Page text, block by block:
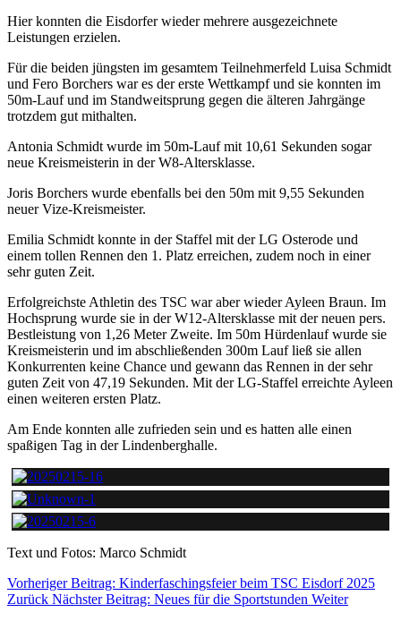
Hier konnten die Eisdorfer wieder mehrere ausgezeichnete
Leistungen erzielen.
Für die beiden jüngsten im gesamtem Teilnehmerfeld Luisa Schmidt
und Fero Borchers war es der erste Wettkampf und sie konnten im
50m-Lauf und im Standweitsprung gegen die älteren Jahrgänge
trotzdem gut mithalten.
Antonia Schmidt wurde im 50m-Lauf mit 10,61 Sekunden sogar
neue Kreismeisterin in der W8-Altersklasse.
Joris Borchers wurde ebenfalls bei den 50m mit 9,55 Sekunden
neuer Vize-Kreismeister.
Emilia Schmidt konnte in der Staffel mit der LG Osterode und
einem tollen Rennen den 1. Platz erreichen, zudem noch in einer
sehr guten Zeit.
Erfolgreichste Athletin des TSC war aber wieder Ayleen Braun. Im
Hochsprung wurde sie in der W12-Altersklasse mit der neuen pers.
Bestleistung von 1,26 Meter Zweite. Im 50m Hürdenlauf wurde sie
Kreismeisterin und im abschließenden 300m Lauf ließ sie allen
Konkurrenten keine Chance und gewann das Rennen in der sehr
guten Zeit von 47,19 Sekunden. Mit der LG-Staffel erreichte Ayleen
einen weiteren ersten Platz.
Am Ende konnten alle zufrieden sein und es hatten alle einen
spaßigen Tag in der Lindenberghalle.
Text und Fotos: Marco Schmidt
Vorheriger Beitrag: Kinderfaschingsfeier beim TSC Eisdorf 2025
Zurück Nächster Beitrag: Neues für die Sportstunden Weiter